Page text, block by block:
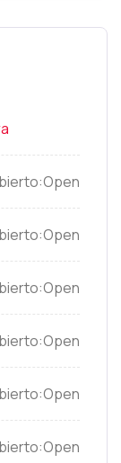
Open
Open
Open
Open
Open
Open